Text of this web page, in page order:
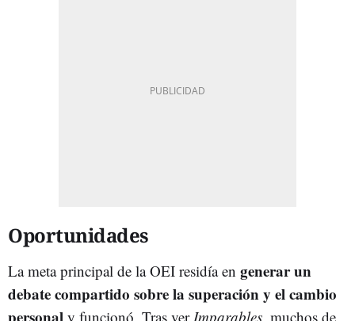
Oportunidades
La meta principal de la OEI residía en generar un
debate compartido sobre la superación y el cambio
personal y funcionó. Tras ver Imparables, muchos de